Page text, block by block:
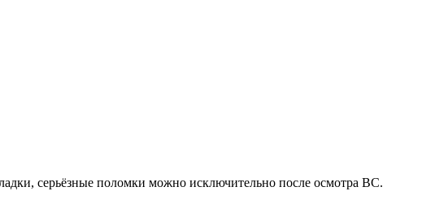
серьёзные поломки можно исключительно после осмотра ВС.